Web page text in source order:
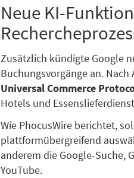
Neue KI-
Zusätzlich kündigte Google
Buchungsvorgänge an.
Universal Commerce
Hotels und
Wie PhocusWire berichtet,
plattformübergreifend
anderem die Google-Suche,
YouTube.